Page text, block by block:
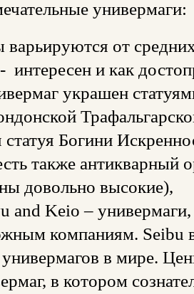
универмаги:
варьируются от
интересен и как
украшен
статуя Богини
также антикварный
довольно высокие),
and Keio –
компаниям. Seibu
в мире.
в котором